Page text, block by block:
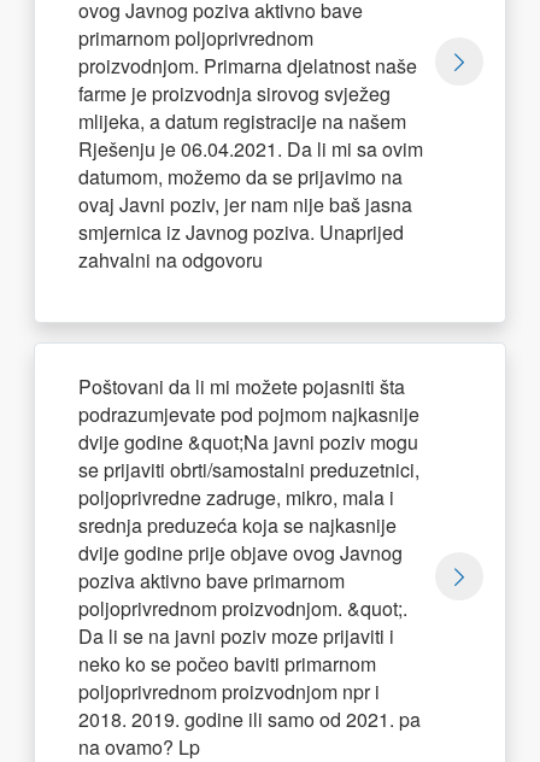
ovog Javnog poziva aktivno bave
primarnom poljoprivrednom
proizvodnjom. Primarna djelatnost naše
farme je proizvodnja sirovog svježeg
mlijeka, a datum registracije na našem
Rješenju je 06.04.2021. Da li mi sa ovim
datumom, možemo da se prijavimo na
ovaj Javni poziv, jer nam nije baš jasna
smjernica iz Javnog poziva. Unaprijed
zahvalni na odgovoru
Poštovani da li mi možete pojasniti šta
podrazumjevate pod pojmom najkasnije
dvije godine &quot;Na javni poziv mogu
se prijaviti obrti/samostalni preduzetnici,
poljoprivredne zadruge, mikro, mala i
srednja preduzeća koja se najkasnije
dvije godine prije objave ovog Javnog
poziva aktivno bave primarnom
poljoprivrednom proizvodnjom. &quot;.
Da li se na javni poziv moze prijaviti i
neko ko se počeo baviti primarnom
poljoprivrednom proizvodnjom npr i
2018. 2019. godine ili samo od 2021. pa
na ovamo? Lp